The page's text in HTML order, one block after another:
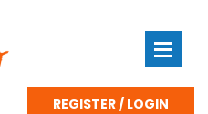
REGISTER / LOGIN